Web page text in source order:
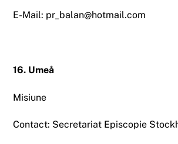
E-Mail: pr_balan@hotmail.com
16. Umeå
Misiune
Contact: Secretariat Episcopie